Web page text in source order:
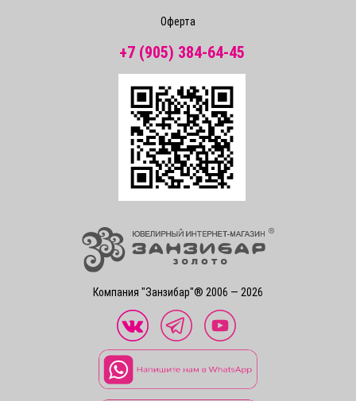
Компания "Занзибар"® 2006 — 2026
Оферта
+7 (905) 384-64-45